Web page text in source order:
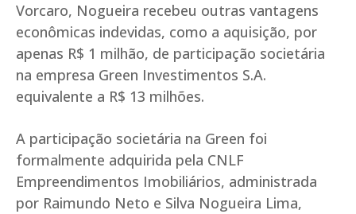
Vorcaro, Nogueira recebeu outras vantagens
econômicas indevidas, como a aquisição, por
apenas R$ 1 milhão, de participação societária
na empresa Green Investimentos S.A.
equivalente a R$ 13 milhões.
A participação societária na Green foi
formalmente adquirida pela CNLF
Empreendimentos Imobiliários, administrada
por Raimundo Neto e Silva Nogueira Lima,